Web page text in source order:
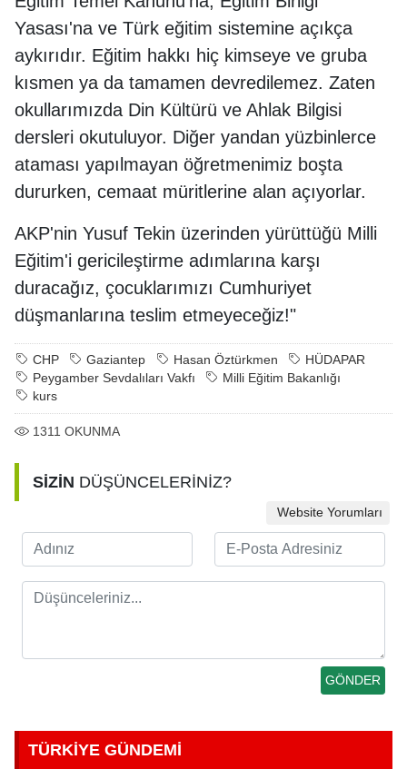
Yasası'na ve Türk eğitim sistemine açıkça
aykırıdır. Eğitim hakkı hiç kimseye ve gruba
kısmen ya da tamamen devredilemez. Zaten
okullarımızda Din Kültürü ve Ahlak Bilgisi
dersleri okutuluyor. Diğer yandan yüzbinlerce
ataması yapılmayan öğretmenimiz boşta
dururken, cemaat müritlerine alan açıyorlar.
AKP'nin Yusuf Tekin üzerinden yürüttüğü Milli
Eğitim'i gericileştirme adımlarına karşı
duracağız, çocuklarımızı Cumhuriyet
düşmanlarına teslim etmeyeceğiz!"
CHP Gaziantep Hasan Öztürkmen
HÜDAPAR
Peygamber Sevdalıları Vakfı
Milli Eğitim Bakanlığı
kurs
1311 OKUNMA
SİZİN DÜŞÜNCELERİNİZ?
Website Yorumları
TÜRKİYE GÜNDEMİ